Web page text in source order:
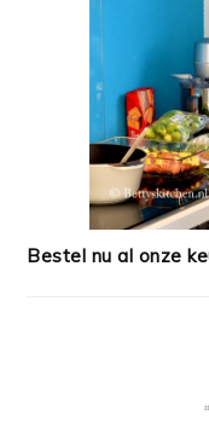
Bestel nu al onze